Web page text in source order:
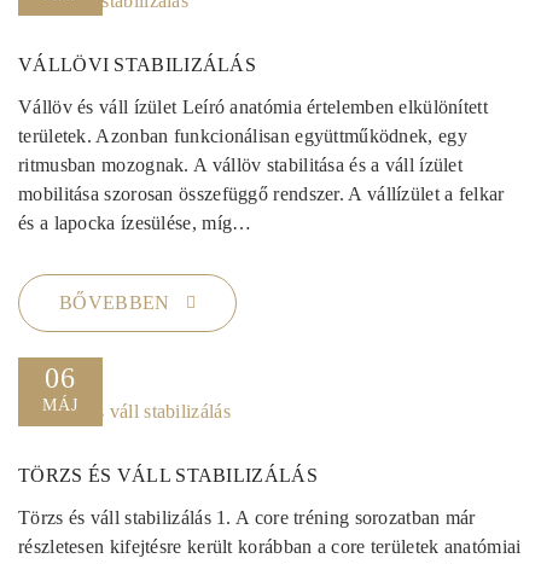
VÁLLÖVI STABILIZÁLÁS
Vállöv és váll ízület Leíró anatómia értelemben elkülönített
területek. Azonban funkcionálisan együttműködnek, egy
ritmusban mozognak. A vállöv stabilitása és a váll ízület
mobilitása szorosan összefüggő rendszer. A vállízület a felkar
és a lapocka ízesülése, míg…
BŐVEBBEN
06
MÁJ
TÖRZS ÉS VÁLL STABILIZÁLÁS
Törzs és váll stabilizálás 1. A core tréning sorozatban már
részletesen kifejtésre került korábban a core területek anatómiai